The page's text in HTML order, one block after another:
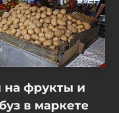
на фрукты и
в маркете